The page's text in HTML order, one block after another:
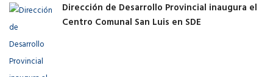
Dirección de Desarrollo Provincial inaugura el
Centro Comunal San Luis en SDE